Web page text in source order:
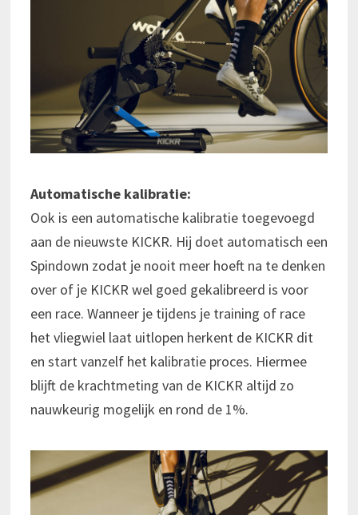
Automatische kalibratie:
Ook is een automatische kalibratie toegevoegd
aan de nieuwste KICKR. Hij doet automatisch een
Spindown zodat je nooit meer hoeft na te denken
over of je KICKR wel goed gekalibreerd is voor
een race. Wanneer je tijdens je training of race
het vliegwiel laat uitlopen herkent de KICKR dit
en start vanzelf het kalibratie proces. Hiermee
blijft de krachtmeting van de KICKR altijd zo
nauwkeurig mogelijk en rond de 1%.